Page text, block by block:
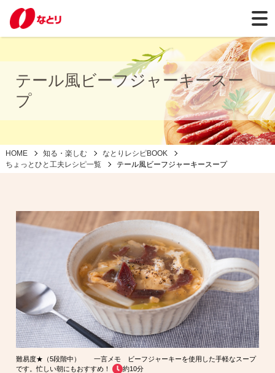
テール風ビーフジャーキースー
プ
HOME 知る・楽しむ
なとりレシピBOOK
ちょっとひと工夫レシピ一覧
テール風ビーフジャーキースープ
難易度★（5段階中） 一言メモ ビーフジャーキーを使用した手軽なスープ
です。忙しい朝にもおすすめ！
約10分